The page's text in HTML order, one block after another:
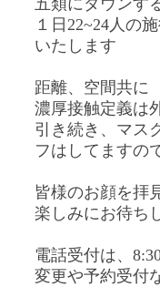
五類にダウンす
１日22~24人の
いたします
距離、空間共に
濃厚接触定義は
引き続き、マス
フはしてますの
皆様のお顔を拝
楽しみにお待ち
電話受付は、
変更や予約受付